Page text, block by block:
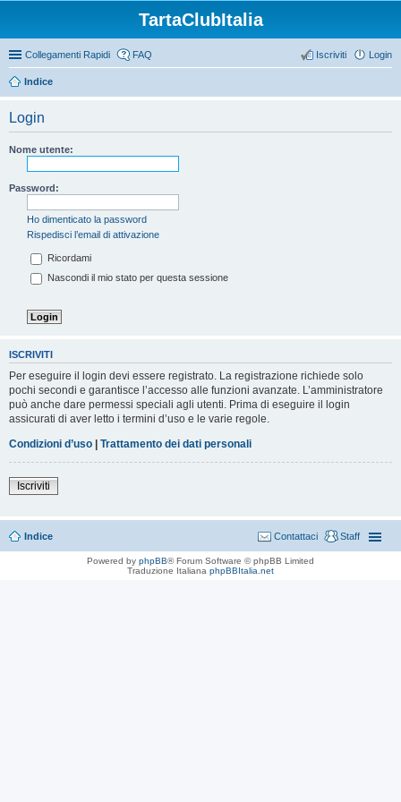
TartaClubItalia
Collegamenti Rapidi FAQ Login
Iscriviti
Indice
Login
Nome utente:
Password:
Ho dimenticato la password
Rispedisci l’email di attivazione
Ricordami
Nascondi il mio stato per questa sessione
ISCRIVITI
Per eseguire il login devi essere registrato. La registrazione richiede solo
pochi secondi e garantisce l’accesso alle funzioni avanzate. L’amministratore
può anche dare permessi speciali agli utenti. Prima di eseguire il login
assicurati di aver letto i termini d’uso e le varie regole.
Condizioni d’uso | Trattamento dei dati personali
Iscriviti
Indice Staff
Contattaci
Powered by phpBB® Forum Software © phpBB Limited
Traduzione Italiana phpBBItalia.net